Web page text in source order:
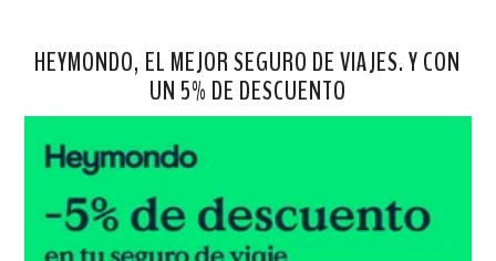
HEYMONDO, EL MEJOR SEGURO DE VIAJES. Y CON
UN 5% DE DESCUENTO